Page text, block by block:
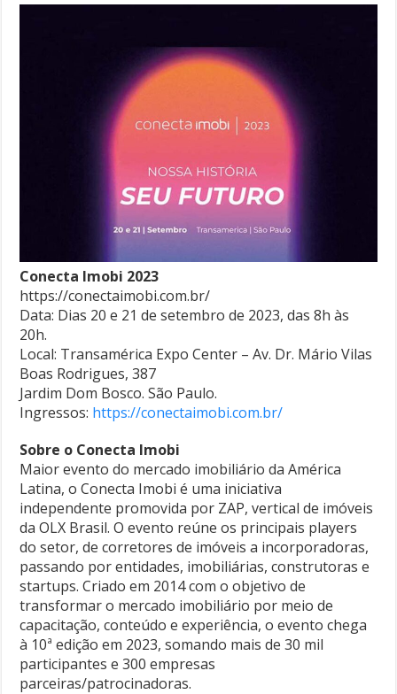
Conecta Imobi 2023
https://conectaimobi.com.br/
Data: Dias 20 e 21 de setembro de 2023, das 8h às
20h.
Local: Transamérica Expo Center – Av. Dr. Mário Vilas
Boas Rodrigues, 387
Jardim Dom Bosco. São Paulo.
Ingressos: https://conectaimobi.com.br/
Sobre o Conecta Imobi
Maior evento do mercado imobiliário da América
Latina, o Conecta Imobi é uma iniciativa
independente promovida por ZAP, vertical de imóveis
da OLX Brasil. O evento reúne os principais players
do setor, de corretores de imóveis a incorporadoras,
passando por entidades, imobiliárias, construtoras e
startups. Criado em 2014 com o objetivo de
transformar o mercado imobiliário por meio de
capacitação, conteúdo e experiência, o evento chega
à 10ª edição em 2023, somando mais de 30 mil
participantes e 300 empresas
parceiras/patrocinadoras.